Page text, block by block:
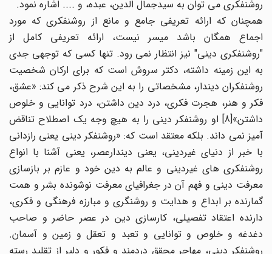
روشنفکری می توان به سیدجمال الدین، عبده، و .... اشاره نمود.
همچنان که ارائه تعریفی جامع و مانع از روشنفکری که مورد
اجماع همگان باشد میسر نیست، ارائه تعریفی کامل از
"روشنفکری دینی" نیز انتظار نمی رود. تنها کسی که توجهی جدی
به این زمینه داشته، دکتر سروش است که برای ارکان شخصیت
روشنفکران دیندار، مشخصاتی را به این شرح ذکر می کند: «عشق،
فکر و هنر، هجرت فکری، درد دین داشتن، درد توانایی و خلوص
داشتن»[8] او روشنفکر دینی را به هیچ وجه یک اصطلاح تناقض
آمیز نمی داند. بلکه معتقد است که: «روشنفکر دینی یعنی رازدانی
با خبر از دنیای غیردینی، یعنی دیندارعصر، یعنی آشنا با انواع
روشنفکری های غیردینی و عالم به دین خود و عازم بر بازسازی
معرفت دینی و فهم آن در جغرافیای معرفت نوشونده بشر و همت
گمارنده بر ابداع و هدایت و روشنگری و مبارزه فرهنگی و فکری،
دارنده اعتقاد تفصیلی، کارسازی دین در عصر حاضر و صاحب
دغدغه و خلوص و توانایی و تعبد و تعقل و زمین و آسمان.
روشنفکر دینی، مهاجرِ محققِ دردمند و فکور و دلیر از تقلید رسته